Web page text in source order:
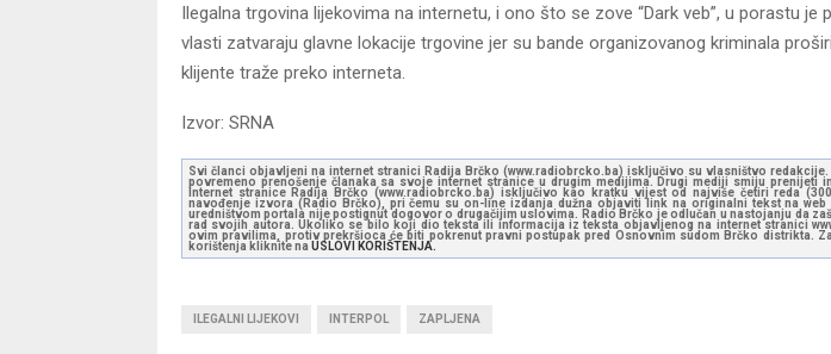
Ilegalna trgovina lijekovima na internetu, i ono što se zove “Dark veb”, u porastu je
vlasti zatvaraju glavne lokacije trgovine jer su bande organizovanog kriminala
klijente traže preko interneta.
Izvor: SRNA
Svi članci objavljeni na internet stranici Radija Brčko (www.radiobrcko.ba) isključivo su vlasništvo
povremeno prenošenje članaka sa svoje internet stranice u drugim medijima. Drugi mediji smiju prenijeti
Internet stranice Radija Brčko (www.radiobrcko.ba) isključivo kao kratku vijest od najviše četiri reda
navođenje izvora (Radio Brčko), pri čemu su on-line izdanja dužna objaviti link na originalni tekst na
uredništvom portala nije postignut dogovor o drugačijim uslovima. Radio Brčko je odlučan u nastojanju da
rad svojih autora. Ukoliko se bilo koji dio teksta ili informacija iz teksta objavljenog na internet stranici
ovim pravilima, protiv prekršioca će biti pokrenut pravni postupak pred Osnovnim sudom Brčko distrikta.
korištenja kliknite na USLOVI KORIŠTENJA.
ILEGALNI LIJEKOVI INTERPOL ZAPLJENA